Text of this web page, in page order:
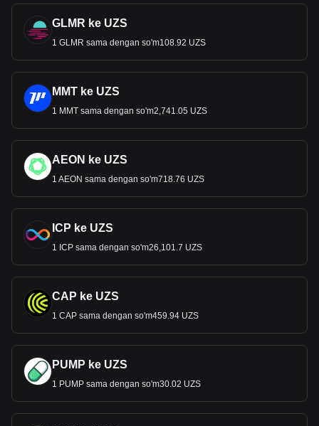
GLMR ke UZS
1 GLMR sama dengan so'm108.92 UZS
MMT ke UZS
1 MMT sama dengan so'm2,741.05 UZS
AEON ke UZS
1 AEON sama dengan so'm718.76 UZS
ICP ke UZS
1 ICP sama dengan so'm26,101.7 UZS
CAP ke UZS
1 CAP sama dengan so'm459.94 UZS
PUMP ke UZS
1 PUMP sama dengan so'm30.02 UZS